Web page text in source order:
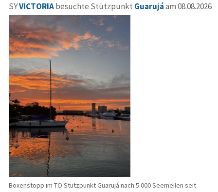
SYVICTORIAbesuchte Stützpunkt Guarujáam 08.08.2026
Boxenstopp im TO Stützpunkt Guarujá nach 5.000 Seemeilen seit